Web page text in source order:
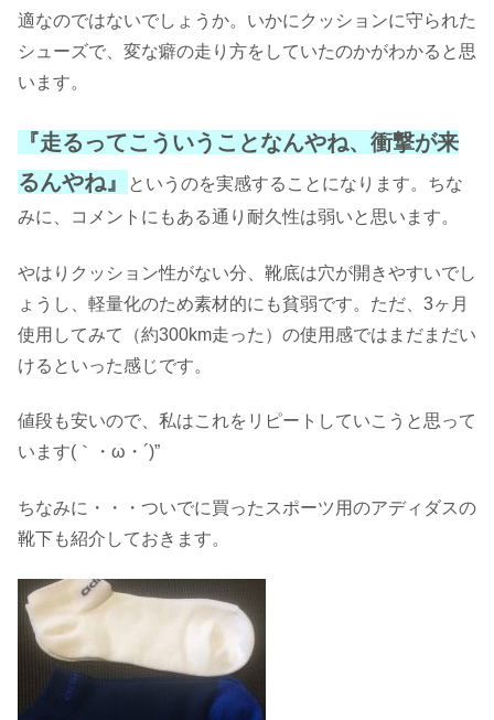
適なのではないでしょうか。いかにクッションに守られた
シューズで、変な癖の走り方をしていたのかがわかると思
います。
『走るってこういうことなんやね、衝撃が来
るんやね』
というのを実感することになります。ちな
みに、コメントにもある通り耐久性は弱いと思います。
やはりクッション性がない分、靴底は穴が開きやすいでし
ょうし、軽量化のため素材的にも貧弱です。ただ、3ヶ月
使用してみて（約300km走った）の使用感ではまだまだい
けるといった感じです。
値段も安いので、私はこれをリピートしていこうと思って
います(｀・ω・´)”
ちなみに・・・ついでに買ったスポーツ用のアディダスの
靴下も紹介しておきます。